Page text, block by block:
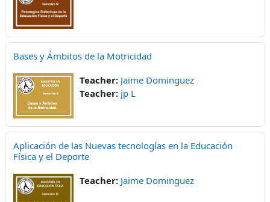
Bases y Ámbitos de la Motricidad
Teacher: Jaime Dominguez
Teacher: jp L
Aplicación de las Nuevas tecnologías en la Educación
Física y el Deporte
Teacher: Jaime Dominguez